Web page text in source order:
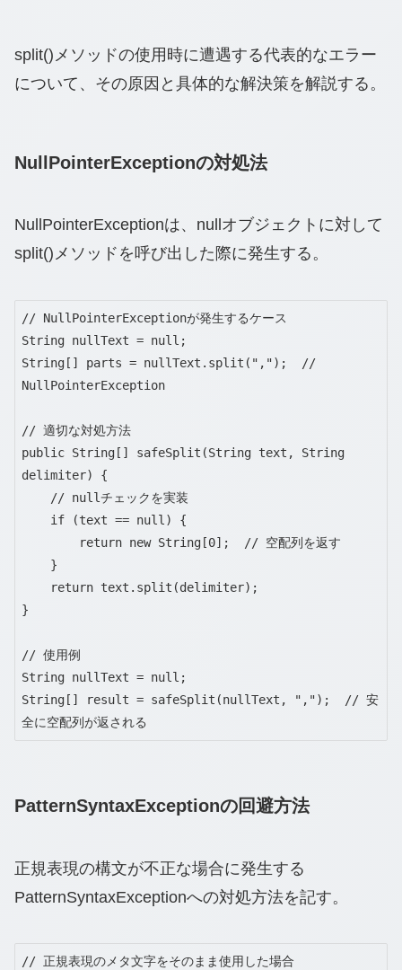
split()メソッドの使用時に遭遇する代表的なエラー
について、その原因と具体的な解決策を解説する。
NullPointerExceptionの対処法
NullPointerExceptionは、nullオブジェクトに対して
split()メソッドを呼び出した際に発生する。
// NullPointerExceptionが発生するケース
String nullText = null;
String[] parts = nullText.split(",");  //
NullPointerException
// 適切な対処方法
public String[] safeSplit(String text, String
delimiter) {
}
// 使用例
String nullText = null;
String[] result = safeSplit(nullText, ",");  // 安
全に空配列が返される
PatternSyntaxExceptionの回避方法
正規表現の構文が不正な場合に発生する
PatternSyntaxExceptionへの対処方法を記す。
// 正規表現のメタ文字をそのまま使用した場合